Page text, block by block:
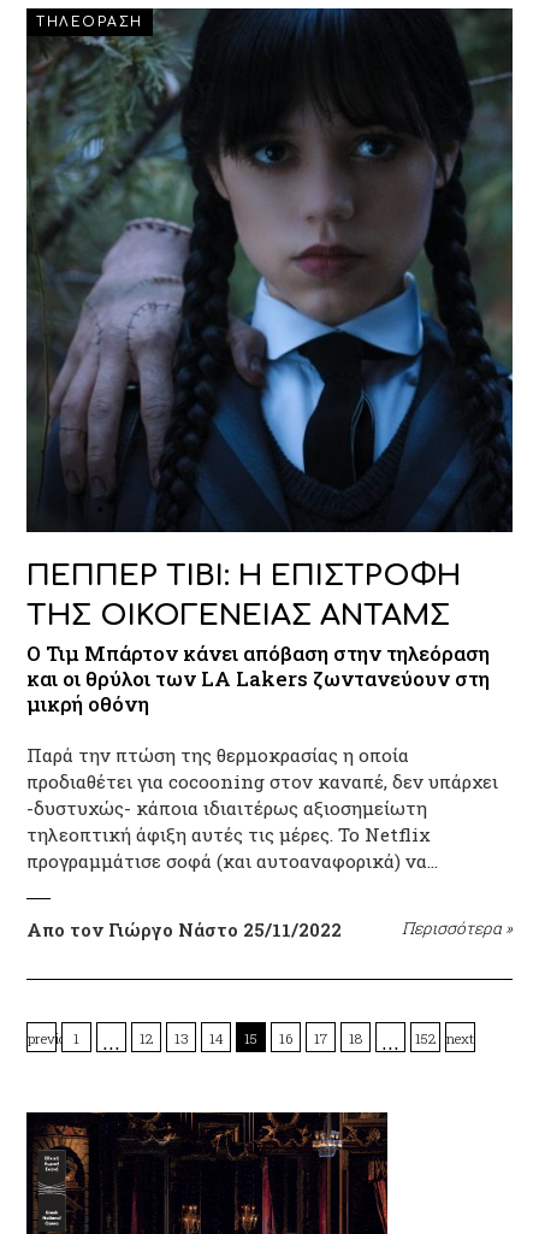
ΤΗΛΕΟΡΑΣΗ
ΠΕΠΠΕΡ ΤΙΒΙ: Η ΕΠΙΣΤΡΟΦΗ
ΤΗΣ ΟΙΚΟΓΕΝΕΙΑΣ ΑΝΤΑΜΣ
Ο Τιμ Μπάρτον κάνει απόβαση στην τηλεόραση
και οι θρύλοι των LA Lakers ζωντανεύουν στη
μικρή οθόνη
Παρά την πτώση της θερμοκρασίας η οποία
προδιαθέτει για cocooning στον καναπέ, δεν υπάρχει
-δυστυχώς- κάποια ιδιαιτέρως αξιοσημείωτη
τηλεοπτική άφιξη αυτές τις μέρες. Το Netflix
προγραμμάτισε σοφά (και αυτοαναφορικά) να…
Απο τον Γιώργο Νάστο 25/11/2022 Περισσότερα »
previous
1 … 12 13 14 15 16 17 18 … 152 next